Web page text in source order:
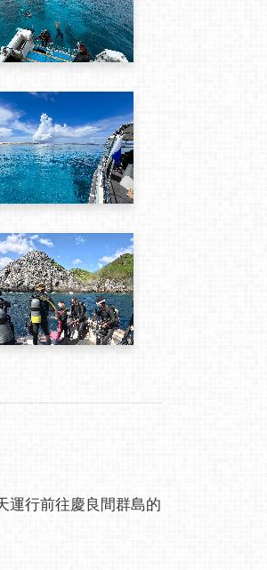
運行前往慶良間群島的